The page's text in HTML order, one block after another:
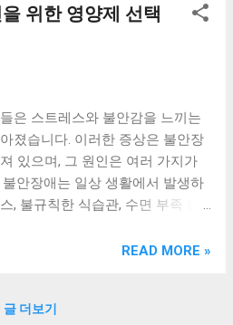
드 블랙 K1000 일반형 블루투스
추가 할인 혜택을 놓치지 마세요.
송 혜택을 놓치지 않도록 먼저 확
기 상품 하나를 사더라도 종류
고를 때는 더 고민이 많을 수 밖에
상세스펙 과 가격 을 꼼꼼히 비교
위 추천 해드릴게요. 특가상품 보
콘 멀티페어링 스마트폰 태블릿
보드, BK-500SB, 일반형, 블랙 유
위한 영양제 선택
은 스트레스와 불안감을 느끼는
졌습니다. 이러한 증상은 불안장
있으며, 그 원인은 여러 가지가
불안장애는 일상 생활에서 발생하
, 불규칙한 식습관, 수면 부족 등
감, 패닉 공격 등으로 나타납니다.
있습니다. 그러나 영양제를 선택할
READ MORE »
글 더보기